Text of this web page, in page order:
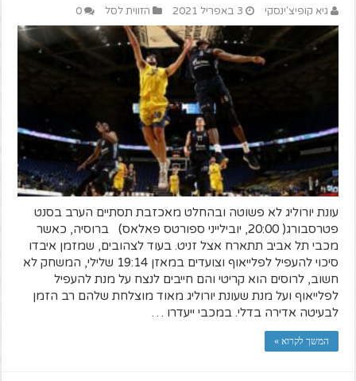
גיא קופיצ'ינסקי 3 באפריל 2021 הזווית לסל 0
עונת יורוליג לא פשוטה ובהחלט מאכזבת תסתיים הערב בסנט
פטרסבורג( 20:00, יובילייני ספורטס פאלאס) ברוסיה, כאשר
מכבי תל אביב תתארח אצל זניט. בעוד לצהובים, שמזמן איבדו
סיכוי להעפיל לפלייאוף וצועדים במאזן 19:14 שלילי, המשחק לא
חשוב, לרוסים הוא קריטי והם חייבים לנצח על מנת להעפיל
לפלייאוף ועל מנת שעונת יורוליג מאוד מוצלחת שלהם רב הזמן
לבעיטה אדירה בדלי. במכבי ייעדרו …
המשך לקרוא »